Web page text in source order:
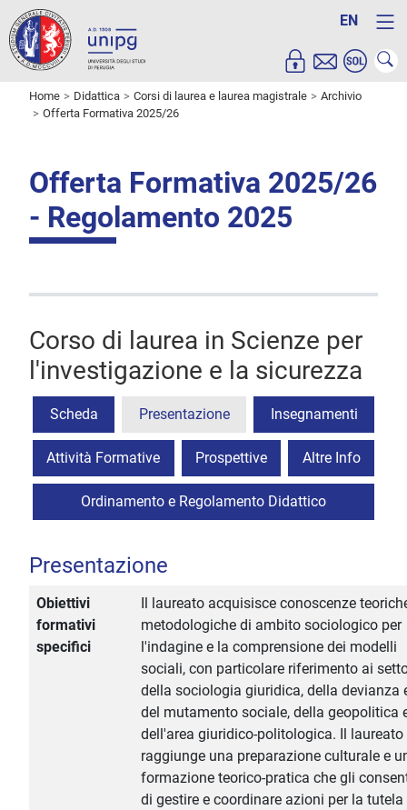
EN
Home Didattica Corsi di laurea e laurea magistrale
Archivio
Offerta Formativa 2025/26
Offerta Formativa 2025/26
- Regolamento 2025
Corso di laurea in Scienze per
l'investigazione e la sicurezza
Scheda Presentazione Insegnamenti
Attività Formative Prospettive Altre Info
Ordinamento e Regolamento Didattico
Presentazione
Obiettivi
formativi
specifici
Il laureato acquisisce conoscenze
metodologiche di ambito sociologico per
l'indagine e la comprensione dei modelli
sociali, con particolare riferimento ai
della sociologia giuridica, della devianza
del mutamento sociale, della geopolitica
dell'area giuridico-politologica. Il laureato
raggiunge una preparazione culturale e
formazione teorico-pratica che gli
di gestire e coordinare azioni per la tutela